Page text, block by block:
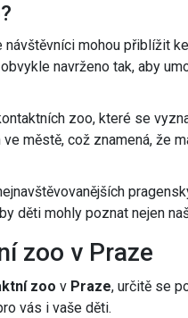
mohou přiblížit
navrženo tak, aby
zoo, které se
městě, což znamená, že
děti mohly poznat nejen
zoo v Praze
zoo v Praze, určitě se
vás i vaše děti.